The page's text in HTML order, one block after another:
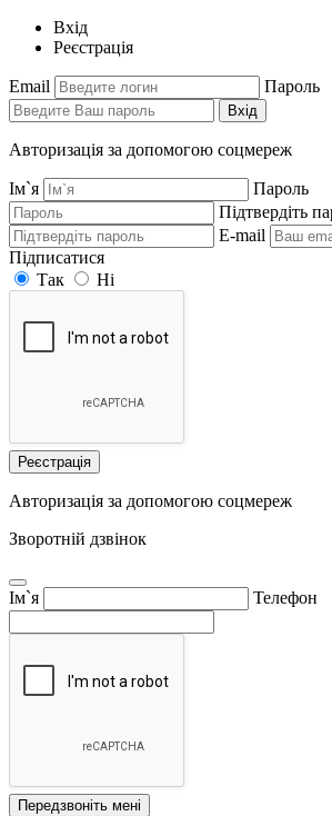
Вхід
Реєстрація
Email Пароль
Вхід
Авторизація за допомогою соцмереж
Ім`я
Пароль
Підтвердіть
E-mail
Підписатися
Так
Ні
Реєстрація
Авторизація за допомогою соцмереж
Зворотній дзвінок
Ім`я Телефон
Передзвоніть мені